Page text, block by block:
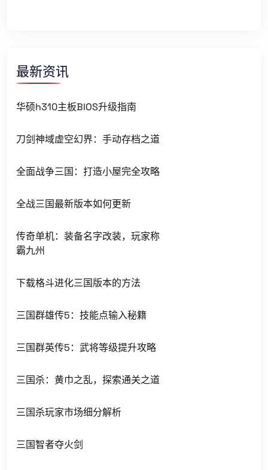
最新资讯
华硕h310主板BIOS升级指南
刀剑神域虚空幻界：手动存档之道
全面战争三国：打造小屋完全攻略
全战三国最新版本如何更新
传奇单机：装备名字改装，玩家称
霸九州
下载格斗进化三国版本的方法
三国群雄传5：技能点输入秘籍
三国群英传5：武将等级提升攻略
三国杀：黄巾之乱，探索通关之道
三国杀玩家市场细分解析
三国智者夺火剑